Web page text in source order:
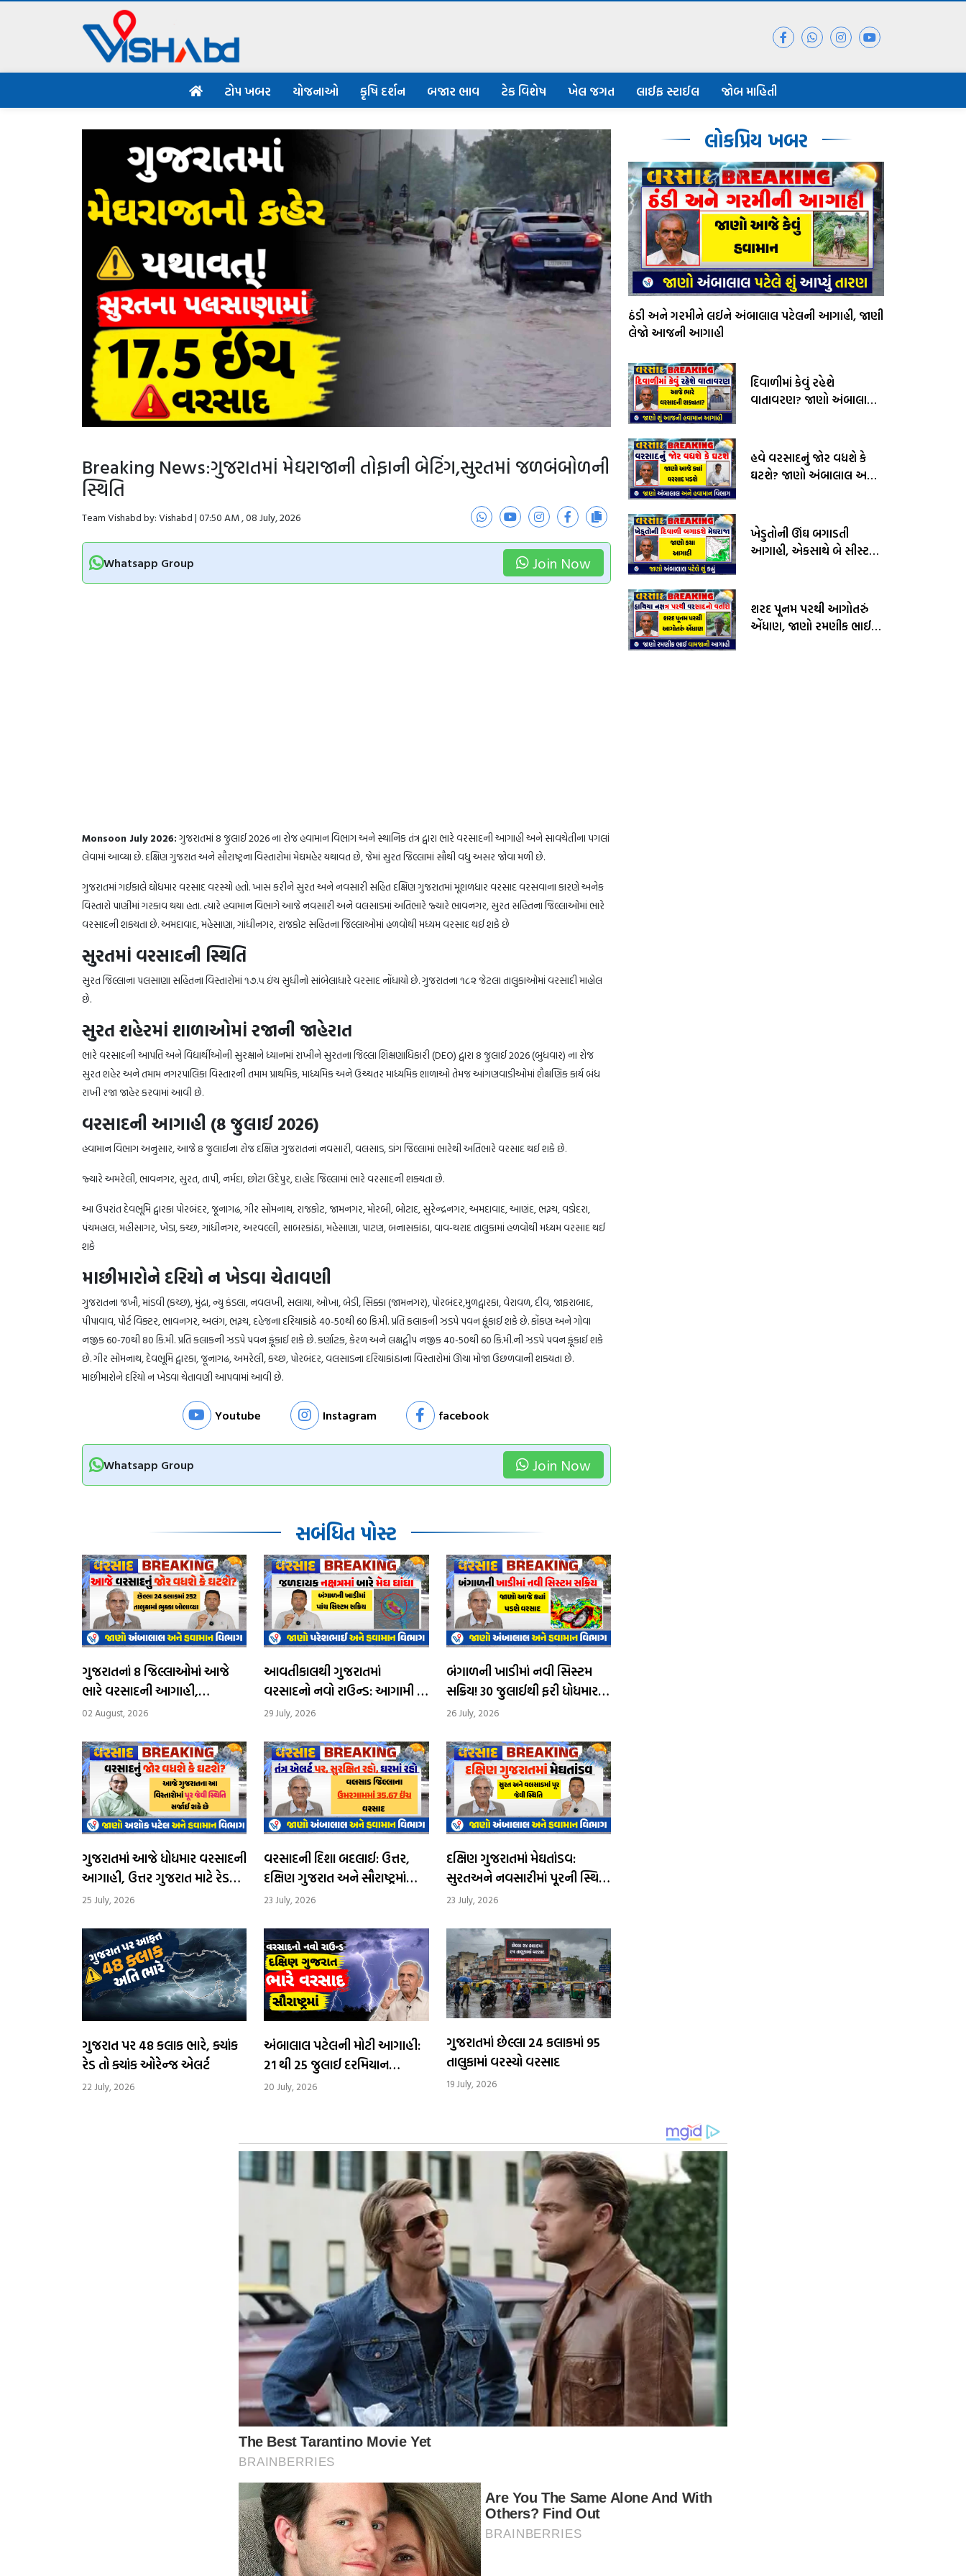
ટોપ ખબર યોજનાઓ કૃષિ દર્શન બજાર ભાવ ટેક વિશેષ ખેલ જગત લાઈફ સ્ટાઈલ જોબ માહિતી
Breaking News:ગુજરાતમાં ​મેઘરાજાની તોફાની બેટિંગ,સુરતમાં જળબંબોળની
સ્થિતિ
Team Vishabd by: Vishabd | 07:50 AM , 08 July, 2026
Whatsapp Group Join Now
Monsoon July 2026:ગુજરાતમાં 8 જુલાઈ 2026 ના રોજ હવામાન વિભાગ અને સ્થાનિક તંત્ર દ્વારા ભારે વરસાદની આગાહી અને સાવચેતીના પગલાં
લેવામાં આવ્યા છે. દક્ષિણ ગુજરાત અને સૌરાષ્ટ્રના વિસ્તારોમાં મેઘમહેર યથાવત છે, જેમાં સુરત જિલ્લામાં સૌથી વધુ અસર જોવા મળી છે.
ગુજરાતમાં ગઈકાલે ઘોધમાર વરસાદ વરસ્યો હતો. ખાસ કરીને સુરત અને નવસારી સહિત દક્ષિણ ગુજરાતમાં મૂશળધાર વરસાદ વરસવાના કારણે અનેક
વિસ્તારો પાણીમાં ગરકાવ થયા હતા. ત્યારે હવામાન વિભાગે આજે નવસારી અને વલસાડમાં અતિભારે જ્યારે ભાવનગર, સુરત સહિતના જિલ્લાઓમાં ભારે
વરસાદની શક્યતા છે. અમદાવાદ, મહેસાણા, ગાંધીનગર, રાજકોટ સહિતના જિલ્લાઓમાં હળવોથી મધ્યમ વરસાદ થઈ શકે છે
સુરતમાં વરસાદની સ્થિતિ
સુરત જિલ્લાના પલસાણા સહિતના વિસ્તારોમાં ૧૭.૫ ઇંચ સુધીનો સાંબેલાધારે વરસાદ નોંધાયો છે. ગુજરાતના ૧૮૨ જેટલા તાલુકાઓમાં વરસાદી માહોલ
છે.
સુરત શહેરમાં શાળાઓમાં રજાની જાહેરાત
ભારે વરસાદની આપત્તિ અને વિદ્યાર્થીઓની સુરક્ષાને ધ્યાનમાં રાખીને સુરતના જિલ્લા શિક્ષણાધિકારી (DEO) દ્વારા 8 જુલાઈ 2026 (બુધવાર) ના રોજ
સુરત શહેર અને તમામ નગરપાલિકા વિસ્તારની તમામ પ્રાથમિક, માધ્યમિક અને ઉચ્ચતર માધ્યમિક શાળાઓ તેમજ આંગણવાડીઓમાં શૈક્ષણિક કાર્ય બંધ
રાખી રજા જાહેર કરવામાં આવી છે.
વરસાદની આગાહી (8 જુલાઈ 2026)
હવામાન વિભાગ અનુસાર, આજે 8 જુલાઈના રોજ દક્ષિણ ગુજરાતનાં નવસારી, વલસાડ, ડાંગ જિલ્લામાં ભારેથી અતિભારે વરસાદ થઈ શકે છે.
જ્યારે અમરેલી, ભાવનગર, સુરત, તાપી, નર્મદા, છોટા ઉદેપુર, દાહોદ જિલ્લામાં ભારે વરસાદની શક્યતા છે.
આ ઉપરાંત દેવભૂમિ દ્વારકા પોરબંદર, જૂનાગઢ, ગીર સોમનાથ, રાજકોટ, જામનગર, મોરબી, બોટાદ, સુરેન્દ્રનગર, અમદાવાદ, આણંદ, ભરૂચ, વડોદરા,
પંચમહાલ, મહીસાગર, ખેડા, કચ્છ, ગાંધીનગર, અરવલ્લી, સાબરકાંઠા, મહેસાણા, પાટણ, બનાસકાંઠા, વાવ-થરાદ તાલુકામાં હળવોથી મધ્યમ વરસાદ થઈ
શકે
માછીમારોને દરિયો ન ખેડવા ચેતાવણી
ગુજરાતના જખૌ, માંડવી (કચ્છ), મુંદ્રા, ન્યુ કંડલા, નવલખી, સલાયા, ઓખા, બેડી, સિક્કા (જામનગર), પોરબંદર,મુળદ્વારકા, વેરાવળ, દીવ, જાફરાબાદ,
પીપાવાવ, પોર્ટ વિક્ટર, ભાવનગર, અલંગ, ભરૂચ, દહેજના દરિયાકાંઠે 40-50થી 60 કિ.મી. પ્રતિ કલાકની ઝડપે પવન ફૂંકાઈ શકે છે. કોંકણ અને ગોવા
નજીક 60-70થી 80 કિ.મી. પ્રતિ કલાકની ઝડપે પવન ફૂંકાઈ શકે છે. કર્ણાટક, કેરળ અને લક્ષદ્વીપ નજીક 40-50થી 60 કિ.મી.ની ઝડપે પવન ફૂંકાઈ શકે
છે. ગીર સોમનાથ, દેવભૂમિ દ્વારકા, જૂનાગઢ, અમરેલી, કચ્છ, પોરબંદર, વલસાડના દરિયાકાંઠાના વિસ્તારોમાં ઊંચા મોજા ઉછળવાની શક્યતા છે.
માછીમારોને દરિયો ન ખેડવા ચેતાવણી આપવામાં આવી છે.
Youtube Instagram facebook
Whatsapp Group Join Now
સબંધિત પોસ્ટ
ગુજરાતનાં 8 જિલ્લાઓમાં આજે
ભારે વરસાદની આગાહી,
સોમવારથી વરસાદનું જોર ઘટશે
02 August, 2026
આવતીકાલથી ગુજરાતમાં
વરસાદનો નવો રાઉન્ડ: આગામી 4
દિવસ ભારેથી અતિભારે વરસાદની
29 July, 2026
બંગાળની ખાડીમાં નવી સિસ્ટમ
સક્રિય! 30 જુલાઈથી ફરી ધોધમાર
વરસાદની આગાહી
26 July, 2026
ગુજરાતમાં આજે ધોધમાર વરસાદની
આગાહી, ઉત્તર ગુજરાત માટે રેડ
એલર્ટ, સૌરાષ્ટ્રમાં ઓરેન્જ એલર્ટ,
25 July, 2026
વરસાદની દિશા બદલાઈ: ઉત્તર,
દક્ષિણ ગુજરાત અને સૌરાષ્ટ્રમાં
આગામી 24 કલાકમાં ભારેથી
23 July, 2026
દક્ષિણ ગુજરાતમાં મેઘતાંડવ:
સુરતઅને નવસારીમાં પૂરની સ્થિતિ
વચ્ચે શાળાઓમાં રજા જાહેર
23 July, 2026
ગુજરાત પર 48 કલાક ભારે, ક્યાંક
રેડ તો ક્યાંક ઓરેન્જ એલર્ટ
22 July, 2026
અંબાલાલ પટેલની મોટી આગાહી:
21 થી 25 જુલાઈ દરમિયાન
ગુજરાતમાં તૂટી પડશે આભ
20 July, 2026
ગુજરાતમાં છેલ્લા 24 કલાકમાં 95
તાલુકામાં વરસ્યો વરસાદ
19 July, 2026
લોકપ્રિય ખબર
ઠંડી અને ગરમીને લઈને અંબાલાલ પટેલની આગાહી, જાણી
લેજો આજની આગાહી
દિવાળીમાં કેવું રહેશે
વાતાવરણ? જાણો અંબાલાલ
હવે વરસાદનું જોર વધશે કે
ઘટશે? જાણો અંબાલાલ અને
ખેડુતોની ઊંઘ બગાડતી
આગાહી, એકસાથે બે સીસ્ટમ
શરદ પૂનમ પરથી આગોતરું
એંધાણ, જાણો રમણીક ભાઈ